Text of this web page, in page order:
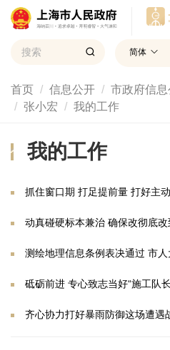
简体
首页 信息公开 市政府信
张小宏
我的工作
我的工作
抓住窗口期 打足提前量 打好主动仗 陈吉宁在市防汛指挥部检查调度
动真碰硬标本兼治 确保改彻底改到位 中央安全生产
测绘地理信息条例表决通过 市
砥砺前进 专心致志当好“施工队长” 上海市第十六届
齐心协力打好暴雨防御这场遭遇战 陈吉宁在市防汛指挥部检查调度时指